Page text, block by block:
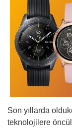
Son yıllarda
teknolojilere